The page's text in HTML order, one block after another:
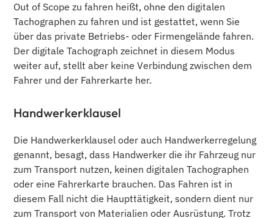
Out of Scope zu fahren heißt, ohne den digitalen
Tachographen zu fahren und ist gestattet, wenn Sie
über das private Betriebs- oder Firmengelände fahren.
Der digitale Tachograph zeichnet in diesem Modus
weiter auf, stellt aber keine Verbindung zwischen dem
Fahrer und der Fahrerkarte her.
Handwerkerklausel
Die Handwerkerklausel oder auch Handwerkerregelung
genannt, besagt, dass Handwerker die ihr Fahrzeug nur
zum Transport nutzen, keinen digitalen Tachographen
oder eine Fahrerkarte brauchen. Das Fahren ist in
diesem Fall nicht die Haupttätigkeit, sondern dient nur
zum Transport von Materialien oder Ausrüstung. Trotz